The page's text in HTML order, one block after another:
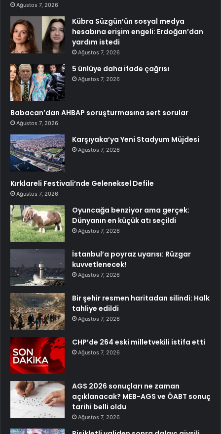
Ağustos 7, 2026
Kübra Süzgün’ün sosyal medya
hesabına erişim engeli: Erdoğan’dan
yardım istedi
Ağustos 7, 2026
5 ünlüye daha ifade çağrısı
Ağustos 7, 2026
Babacan’dan AHBAP soruşturmasına sert sorular
Ağustos 7, 2026
Karşıyaka’ya Yeni Stadyum Müjdesi
Ağustos 7, 2026
Kırklareli Festivali’nde Geleneksel Defile
Ağustos 7, 2026
Oyuncağa benziyor ama gerçek:
Dünyanın en küçük atı seçildi
Ağustos 7, 2026
İstanbul’a poyraz uyarısı: Rüzgar
kuvvetlenecek!
Ağustos 7, 2026
Bir şehir resmen haritadan silindi: Halk
tahliye edildi
Ağustos 7, 2026
CHP’de 264 eski milletvekili istifa etti
Ağustos 7, 2026
AGS 2026 sonuçları ne zaman
açıklanacak? MEB-AGS ve ÖABT sonuç
tarihi belli oldu
Ağustos 7, 2026